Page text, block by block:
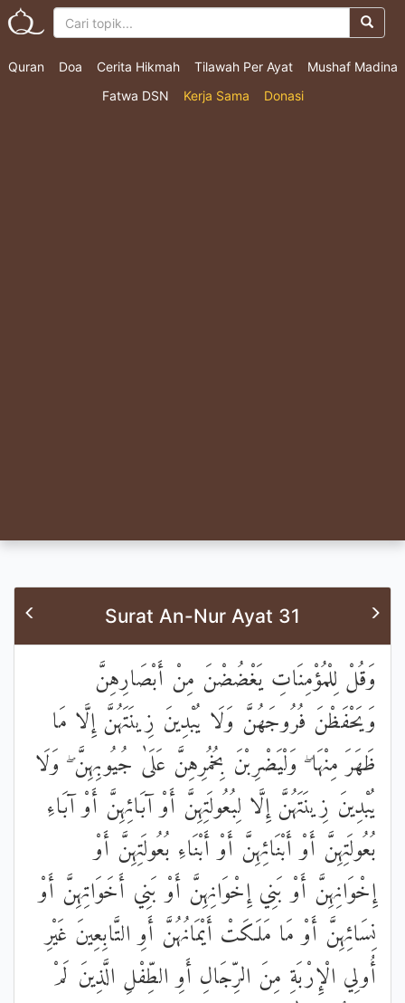
Quran Doa Cerita Hikmah Tilawah Per Ayat
Mushaf Madina
Fatwa DSN
Kerja Sama Donasi
Surat An-Nur Ayat 31
وَقُلْ لِلْمُؤْمِنَاتِ يَغْضُضْنَ مِنْ أَبْصَارِهِنَّ
وَيَحْفَظْنَ فُرُوجَهُنَّ وَلَا يُبْدِينَ زِينَتَهُنَّ إِلَّا مَا
ظَهَرَ مِنْهَا ۖ وَلْيَضْرِبْنَ بِخُمُرِهِنَّ عَلَىٰ جُيُوبِهِنَّ ۖ وَلَا
يُبْدِينَ زِينَتَهُنَّ إِلَّا لِبُعُولَتِهِنَّ أَوْ آبَائِهِنَّ أَوْ آبَاءِ
بُعُولَتِهِنَّ أَوْ أَبْنَائِهِنَّ أَوْ أَبْنَاءِ بُعُولَتِهِنَّ أَوْ
إِخْوَانِهِنَّ أَوْ بَنِي إِخْوَانِهِنَّ أَوْ بَنِي أَخَوَاتِهِنَّ أَوْ
نِسَائِهِنَّ أَوْ مَا مَلَكَتْ أَيْمَانُهُنَّ أَوِ التَّابِعِينَ غَيْرِ
أُولِي الْإِرْبَةِ مِنَ الرِّجَالِ أَوِ الطِّفْلِ الَّذِينَ لَمْ